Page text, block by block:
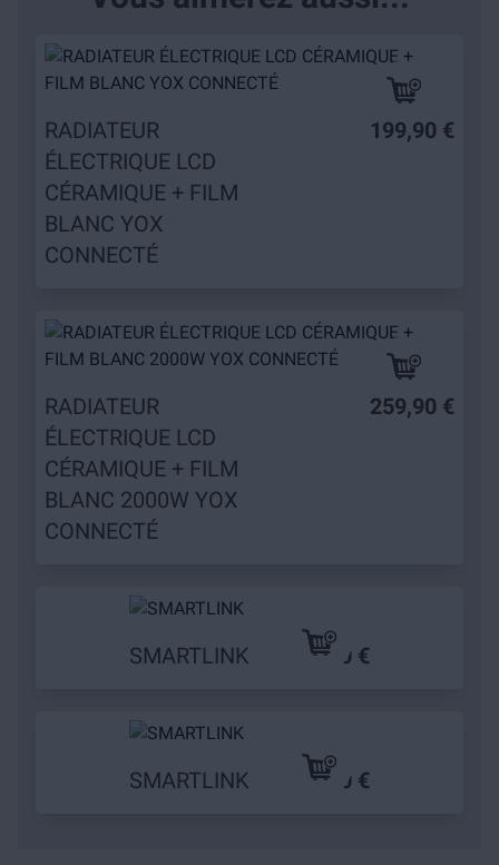
RADIATEUR
ÉLECTRIQUE LCD
CÉRAMIQUE + FILM
BLANC YOX
CONNECTÉ
199,90 €
RADIATEUR
ÉLECTRIQUE LCD
CÉRAMIQUE + FILM
BLANC 2000W YOX
CONNECTÉ
259,90 €
SMARTLINK 19,90 €
SMARTLINK 9,90 €